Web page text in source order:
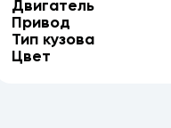
Двигатель
Привод
Тип кузова
Цвет